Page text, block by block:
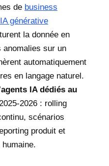
de business
générative
la donnée en
anomalies sur un
automatiquement
en langage naturel.
agents IA dédiés au
2026 : rolling
scénarios
produit et